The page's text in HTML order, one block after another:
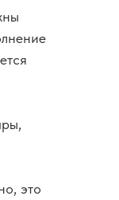
это